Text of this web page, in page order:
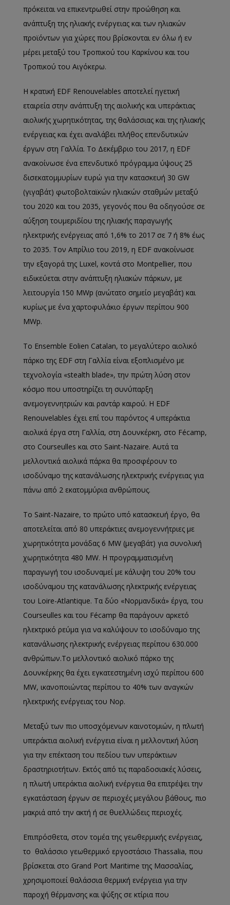
πρόκειται να επικεντρωθεί στην προώθηση και
ανάπτυξη της ηλιακής ενέργειας και των ηλιακών
προϊόντων για χώρες που βρίσκονται εν όλω ή εν
μέρει μεταξύ του Τροπικού του Καρκίνου και του
Τροπικού του Αιγόκερω.
H κρατική EDF Renouvelables αποτελεί ηγετική
εταιρεία στην ανάπτυξη της αιολικής και υπεράκτιας
αιολικής χωρητικότητας, της θαλάσσιας και της ηλιακής
ενέργειας και έχει αναλάβει πλήθος επενδυτικών
έργων στη Γαλλία. Το Δεκέμβριο του 2017, η EDF
ανακοίνωσε ένα επενδυτικό πρόγραμμα ύψους 25
δισεκατομμυρίων ευρώ για την κατασκευή 30 GW
(γιγαβάτ) φωτοβολταϊκών ηλιακών σταθμών μεταξύ
του 2020 και του 2035, γεγονός που θα οδηγούσε σε
αύξηση τουμεριδίου της ηλιακής παραγωγής
ηλεκτρικής ενέργειας από 1,6% το 2017 σε 7 ή 8% έως
το 2035. Τον Απρίλιο του 2019, η EDF ανακοίνωσε
την εξαγορά της Luxel, κοντά στο Montpellier, που
ειδικεύεται στην ανάπτυξη ηλιακών πάρκων, με
λειτουργία 150 MWp (ανώτατο σημείο μεγαβάτ) και
κυρίως με ένα χαρτοφυλάκιο έργων περίπου 900
MWp.
Το Ensemble Eolien Catalan, το μεγαλύτερο αιολικό
πάρκο της EDF στη Γαλλία είναι εξοπλισμένο με
τεχνολογία «stealth blade», την πρώτη λύση στον
κόσμο που υποστηρίζει τη συνύπαρξη
ανεμογεννητριών και ραντάρ καιρού. Η EDF
Renouvelables έχει επί του παρόντος 4 υπεράκτια
αιολικά έργα στη Γαλλία, στη Δουνκέρκη, στο Fécamp,
στο Courseulles και στο Saint-Nazaire. Αυτά τα
μελλοντικά αιολικά πάρκα θα προσφέρουν το
ισοδύναμο της κατανάλωσης ηλεκτρικής ενέργειας για
πάνω από 2 εκατομμύρια ανθρώπους.
Το Saint-Nazaire, το πρώτο υπό κατασκευή έργο, θα
αποτελείται από 80 υπεράκτιες ανεμογεννήτριες με
χωρητικότητα μονάδας 6 MW (μεγαβάτ) για συνολική
χωρητικότητα 480 MW. Η προγραμματισμένη
παραγωγή του ισοδυναμεί με κάλυψη του 20% του
ισοδύναμου της κατανάλωσης ηλεκτρικής ενέργειας
του Loire-Atlantique. Τα δύο «Νορμανδικά» έργα, του
Courseulles και του Fécamp θα παράγουν αρκετό
ηλεκτρικό ρεύμα για να καλύψουν το ισοδύναμο της
κατανάλωσης ηλεκτρικής ενέργειας περίπου 630.000
ανθρώπων.Το μελλοντικό αιολικό πάρκο της
Δουνκέρκης θα έχει εγκατεστημένη ισχύ περίπου 600
MW, ικανοποιώντας περίπου το 40% των αναγκών
ηλεκτρικής ενέργειας του Νορ.
Μεταξύ των πιο υποσχόμενων καινοτομιών, η πλωτή
υπεράκτια αιολική ενέργεια είναι η μελλοντική λύση
για την επέκταση του πεδίου των υπεράκτιων
δραστηριοτήτων. Εκτός από τις παραδοσιακές λύσεις,
η πλωτή υπεράκτια αιολική ενέργεια θα επιτρέψει την
εγκατάσταση έργων σε περιοχές μεγάλου βάθους, πιο
μακριά από την ακτή ή σε θυελλώδεις περιοχές.
Επιπρόσθετα, στον τομέα της γεωθερμικής ενέργειας,
το θαλάσσιο γεωθερμικό εργοστάσιο Thassalia, που
βρίσκεται στο Grand Port Maritime της Μασσαλίας,
χρησιμοποιεί θαλάσσια θερμική ενέργεια για την
παροχή θέρμανσης και ψύξης σε κτίρια που